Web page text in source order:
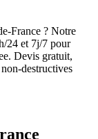
France ? Notre
24 et 7j/7 pour
Devis gratuit,
destructives